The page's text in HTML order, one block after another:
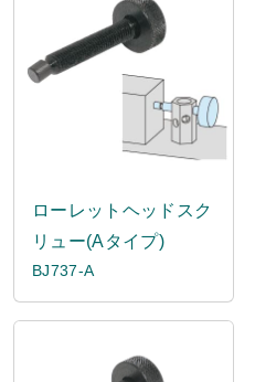
ローレットヘッドスク
リュー(Aタイプ)
BJ737-A